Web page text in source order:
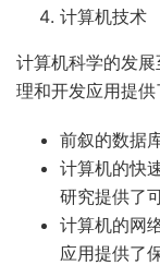
计算机技术
计算机科学的发
理和开发应用提供
前叙的数据
计算机的快
研究提供了
计算机的网
应用提供了